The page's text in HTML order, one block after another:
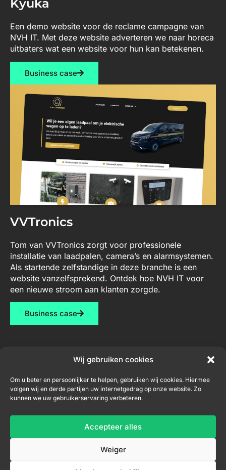
Wij gebruiken cookies
Om u beter en persoonlijker te helpen, gebruiken wij cookies. Hiermee
volgen wij en derde partijen uw internetgedrag op onze website. Zo
kunnen we uw gebruikerservaring verbeteren.
Accepteer alles
Weiger
Kyuka
Een demo website voor de reclame campagne van
NVH IT. Met deze website adverteren we naar horeca
uitbaters wat een website voor hun kan betekenen.
Business case
VVTronics
Tom van VVTronics zorgt voor professionele
installatie van laadpalen, camera’s en alarmsystemen.
Als startende zelfstandige in deze branche is een
website vanzelfsprekend. Ontdek hoe NVH IT voor
een nieuwe stroom aan klanten zorgde.
Business case
Diensten
Webdesign
Contact
niel@nvh-
Nieuwsbrief
Inschrijven nieuwsbrief